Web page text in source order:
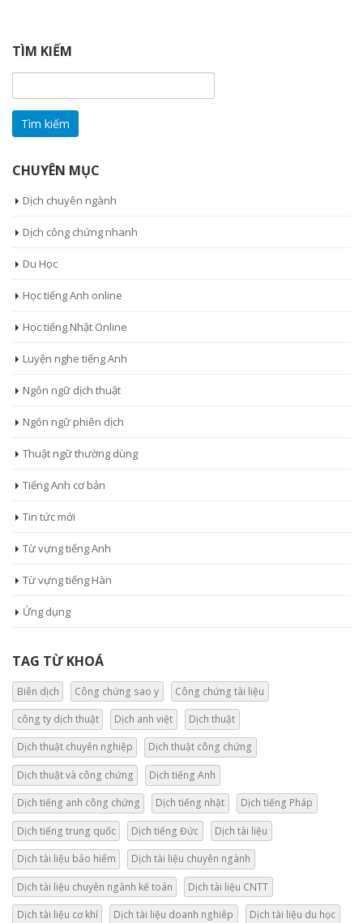
TÌM KIẾM
kiếm
cho:
CHUYÊN MỤC
Dịch chuyên ngành
Dịch công chứng nhanh
Du Học
Học tiếng Anh online
Học tiếng Nhật Online
Luyện nghe tiếng Anh
Ngôn ngữ dịch thuật
Ngôn ngữ phiên dịch
Thuật ngữ thường dùng
Tiếng Anh cơ bản
Tin tức mới
Từ vựng tiếng Anh
Từ vựng tiếng Hàn
Ứng dụng
TAG TỪ KHOÁ
Biên dịch Công chứng sao y Công chứng tài liệu
công ty dịch thuật Dịch anh việt Dịch thuật
Dịch thuật chuyên nghiệp Dịch thuật công chứng
Dịch thuật và công chứng Dịch tiếng Anh
Dịch tiếng anh công chứng Dịch tiếng nhật Dịch tiếng Pháp
Dịch tiếng trung quốc Dịch tiếng Đức Dịch tài liệu
Dịch tài liệu bảo hiểm Dịch tài liệu chuyên ngành
Dịch tài liệu chuyên ngành kế toán Dịch tài liệu CNTT
Dịch tài liệu cơ khí Dịch tài liệu doanh nghiêp Dịch tài liệu du học